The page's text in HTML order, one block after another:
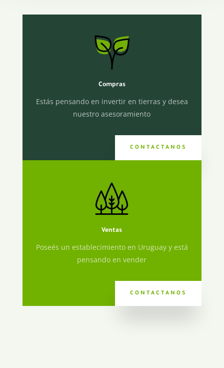
Compras
Estás pensando en invertir en tierras y desea
nuestro asesoramiento
CONTACTANOS
Ventas
Poseés un establecimiento en Uruguay y está
pensando en vender
CONTACTANOS